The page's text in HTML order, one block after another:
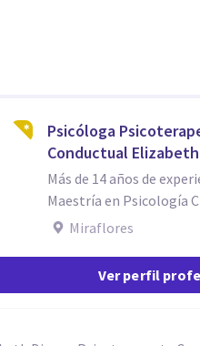
Psicóloga
Conductual
Más de 14 años de
Maestría en Psicología
Miraflores
Ver perfil